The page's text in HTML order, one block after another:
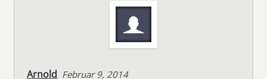
Arnold Februar 9, 2014